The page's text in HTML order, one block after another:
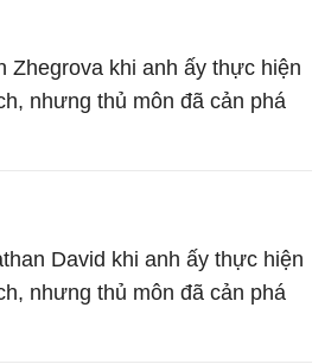
Zhegrova khi anh ấy thực hiện
nhưng thủ môn đã cản phá
David khi anh ấy thực hiện
nhưng thủ môn đã cản phá